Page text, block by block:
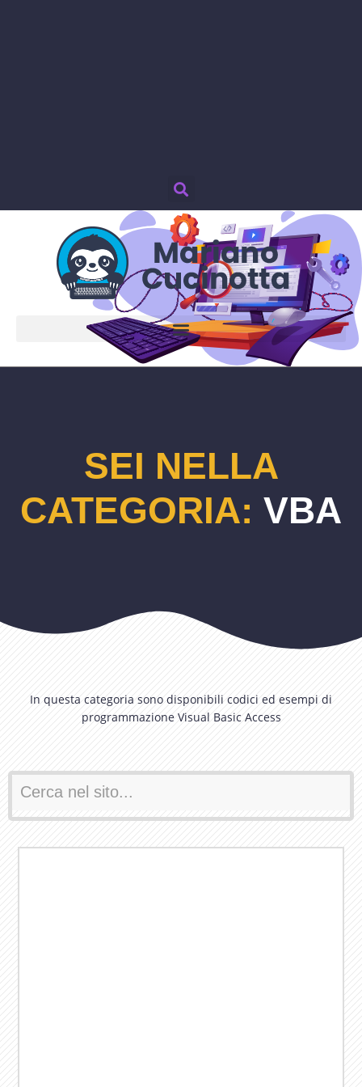
SEI NELLA
CATEGORIA: VBA
In questa categoria sono disponibili codici ed esempi di
programmazione Visual Basic Access